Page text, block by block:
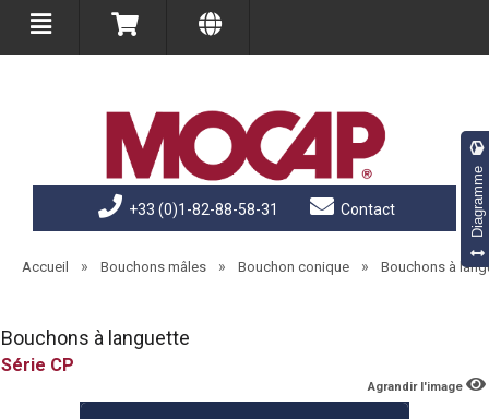
+33 (0)1-82-88-58-31 Contact
Accueil » Bouchons mâles » Bouchon conique » Bouchons à
Bouchons à languette
CP
Agrandir l'image
Diagramme